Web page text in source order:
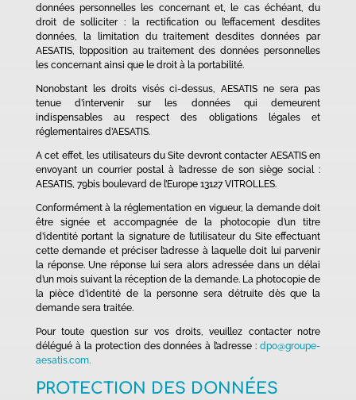
données personnelles les concernant et, le cas échéant, du
droit de solliciter : la rectification ou l’effacement desdites
données, la limitation du traitement desdites données par
AESATIS, l’opposition au traitement des données personnelles
les concernant ainsi que le droit à la portabilité.
Nonobstant les droits visés ci-dessus, AESATIS ne sera pas
tenue d’intervenir sur les données qui demeurent
indispensables au respect des obligations légales et
réglementaires d’AESATIS.
A cet effet, les utilisateurs du Site devront contacter AESATIS en
envoyant un courrier postal à l’adresse de son siège social :
AESATIS, 79bis boulevard de l’Europe 13127 VITROLLES.
Conformément à la réglementation en vigueur, la demande doit
être signée et accompagnée de la photocopie d’un titre
d’identité portant la signature de l’utilisateur du Site effectuant
cette demande et préciser l’adresse à laquelle doit lui parvenir
la réponse. Une réponse lui sera alors adressée dans un délai
d’un mois suivant la réception de la demande. La photocopie de
la pièce d’identité de la personne sera détruite dès que la
demande sera traitée.
Pour toute question sur vos droits, veuillez contacter notre
délégué à la protection des données à l’adresse :dpo@groupe-
aesatis.com.
PROTECTION DES DONNÉES